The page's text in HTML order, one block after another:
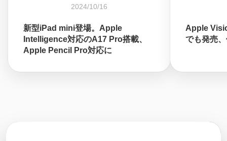
2024/10/16
新型iPad mini登場。Apple
Intelligence対応のA17 Pro搭載、
Apple Pencil Pro対応に
Apple
でも発売